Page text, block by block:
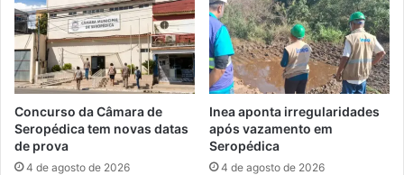
,
4
e
5
t
e
r
m
i
v
e
c
u
r
s
o
p
a
Concurso da Câmara de
Seropédica tem novas datas
de prova
4 de agosto de 2026
Inea aponta irregularidades
após vazamento em
Seropédica
4 de agosto de 2026